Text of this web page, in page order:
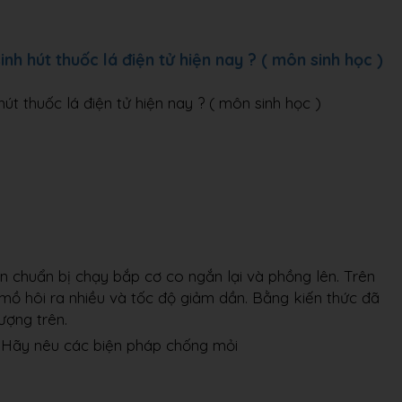
hút thuốc lá điện tử hiện nay ? ( môn sinh học )
thuốc lá điện tử hiện nay ? ( môn sinh học )
bị chạy bắp cơ co ngắn lại và phồng lên. Trên
hôi ra nhiều và tốc độ giảm dần. Bằng kiến thức đã
trên.
nêu các biện pháp chống mỏi